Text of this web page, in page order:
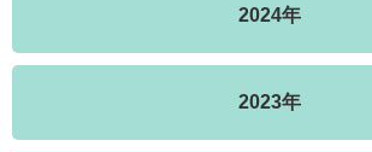
2024年
2023年